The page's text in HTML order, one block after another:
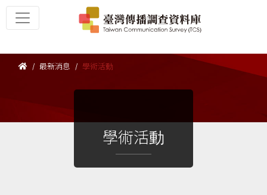
最新消息 學術活動
學術活動